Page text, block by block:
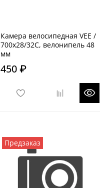
Камера велосипедная VEE /
700x28/32C, велонипель 48
мм
450 ₽
Предзаказ